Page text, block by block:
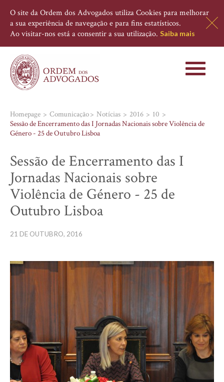
O site da Ordem dos Advogados utiliza Cookies para melhorar
a sua experiência de navegação e para fins estatísticos.
Ao visitar-nos está a consentir a sua utilização. Saiba mais
Toggle
Homepage Comunicação Notícias 2016
10
Sessão de Encerramento das I Jornadas Nacionais sobre Violência de
Género - 25 de Outubro Lisboa
Sessão de Encerramento das I
Jornadas Nacionais sobre
Violência de Género - 25 de
Outubro Lisboa
21 DE OUTUBRO, 2016